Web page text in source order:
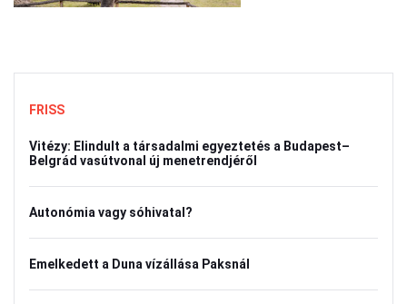
FRISS
Vitézy: Elindult a társadalmi egyeztetés a Budapest–
Belgrád vasútvonal új menetrendjéről
Autonómia vagy sóhivatal?
Emelkedett a Duna vízállása Paksnál